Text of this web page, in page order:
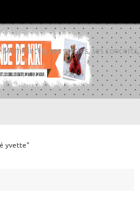
Momiflette, ses sorties, ses concerts,
yvette"